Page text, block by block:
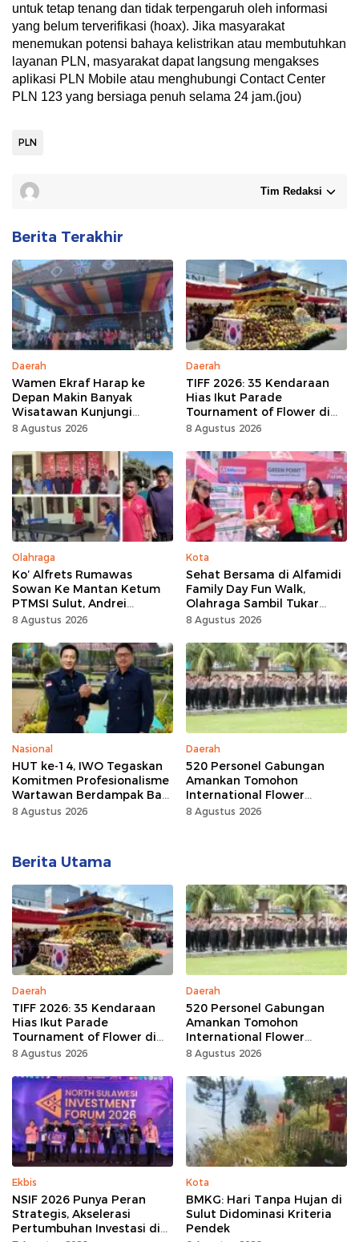
untuk tetap tenang dan tidak terpengaruh oleh informasi
yang belum terverifikasi (hoax). Jika masyarakat
menemukan potensi bahaya kelistrikan atau membutuhkan
layanan PLN, masyarakat dapat langsung mengakses
aplikasi PLN Mobile atau menghubungi Contact Center
PLN 123 yang bersiaga penuh selama 24 jam.(jou)
PLN
Tim Redaksi
Berita Terakhir
Daerah
Wamen Ekraf Harap ke
Depan Makin Banyak
Wisatawan Kunjungi
Tomohon
8 Agustus 2026
Daerah
TIFF 2026: 35 Kendaraan
Hias Ikut Parade
Tournament of Flower di
Tomohon
8 Agustus 2026
Olahraga
Ko’ Alfrets Rumawas
Sowan Ke Mantan Ketum
PTMSI Sulut, Andrei
Angouw
8 Agustus 2026
Kota
Sehat Bersama di Alfamidi
Family Day Fun Walk,
Olahraga Sambil Tukar
Sampah Demi Jaga Bumi
8 Agustus 2026
Nasional
HUT ke-14, IWO Tegaskan
Komitmen Profesionalisme
Wartawan Berdampak Bagi
Kebaikan Bangsa
8 Agustus 2026
Daerah
520 Personel Gabungan
Amankan Tomohon
International Flower
Festival
8 Agustus 2026
Berita Utama
Daerah
TIFF 2026: 35 Kendaraan
Hias Ikut Parade
Tournament of Flower di
Tomohon
8 Agustus 2026
Daerah
520 Personel Gabungan
Amankan Tomohon
International Flower
Festival
8 Agustus 2026
Ekbis
NSIF 2026 Punya Peran
Strategis, Akselerasi
Pertumbuhan Investasi di
Kota
BMKG: Hari Tanpa Hujan di
Sulut Didominasi Kriteria
Pendek